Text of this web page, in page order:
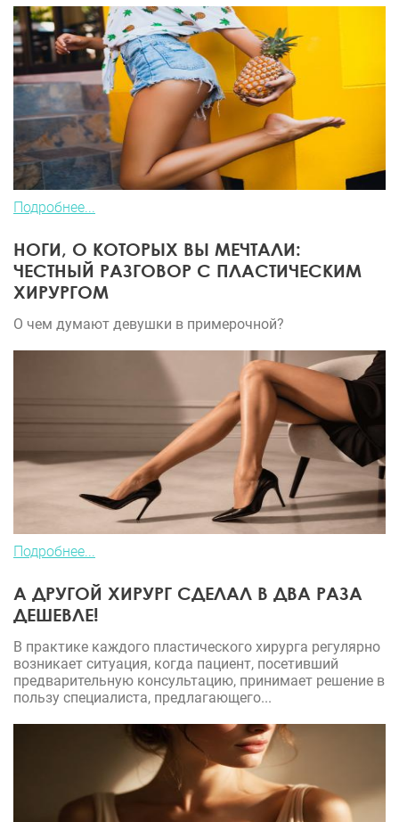
Подробнее...
НОГИ, О КОТОРЫХ ВЫ МЕЧТАЛИ:
ЧЕСТНЫЙ РАЗГОВОР С ПЛАСТИЧЕСКИМ
ХИРУРГОМ
О чем думают девушки в примерочной?
Подробнее...
А ДРУГОЙ ХИРУРГ СДЕЛАЛ В ДВА РАЗА
ДЕШЕВЛЕ!
В практике каждого пластического хирурга регулярно
возникает ситуация, когда пациент, посетивший
предварительную консультацию, принимает решение в
пользу специалиста, предлагающего...